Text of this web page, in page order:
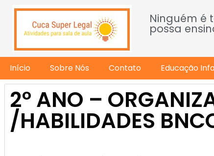
Ninguém é
possa
Início Sobre Nós Contato Educação
2º ANO –
/HABILIDADES